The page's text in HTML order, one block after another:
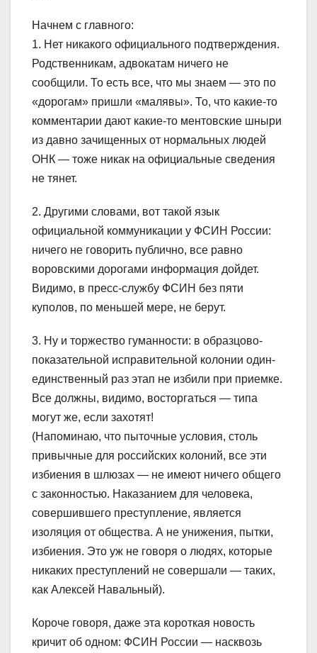
Начнем с главного:
1. Нет никакого официального подтверждения.
Родственникам, адвокатам ничего не
сообщили. То есть все, что мы знаем — это по
«дорогам» пришли «малявы». То, что какие-то
комментарии дают какие-то ментовские шныри
из давно зачищенных от нормальных людей
ОНК — тоже никак на официальные сведения
не тянет.
2. Другими словами, вот такой язык
официальной коммуникации у ФСИН России:
ничего не говорить публично, все равно
воровскими дорогами информация дойдет.
Видимо, в пресс-службу ФСИН без пяти
куполов, по меньшей мере, не берут.
3. Ну и торжество гуманности: в образцово-
показательной исправительной колонии один-
единственный раз этап не избили при приемке.
Все должны, видимо, восторгаться — типа
могут же, если захотят!
(Напоминаю, что пыточные условия, столь
привычные для российских колоний, все эти
избиения в шлюзах — не имеют ничего общего
с законностью. Наказанием для человека,
совершившего преступление, является
изоляция от общества. А не унижения, пытки,
избиения. Это уж не говоря о людях, которые
никаких преступлений не совершали — таких,
как Алексей Навальный).
Короче говоря, даже эта короткая новость
кричит об одном: ФСИН России — насквозь